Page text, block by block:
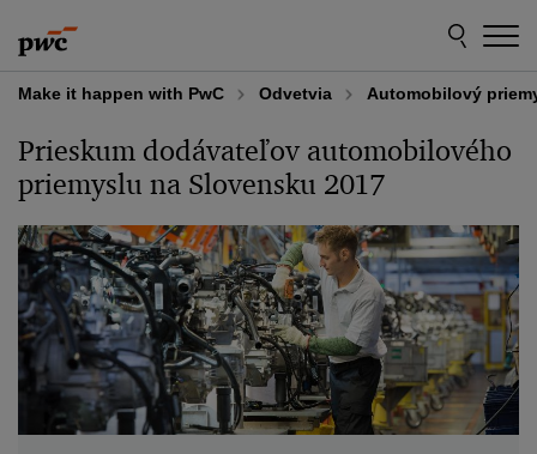
to
content
to
footer
Make it happen with PwC Odvetvia Automobilový
Prieskum dodávateľov automobilového
priemyslu na Slovensku 2017